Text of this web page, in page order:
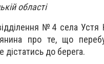
області
№4 села Устя
про те, що
дістатись до берега.